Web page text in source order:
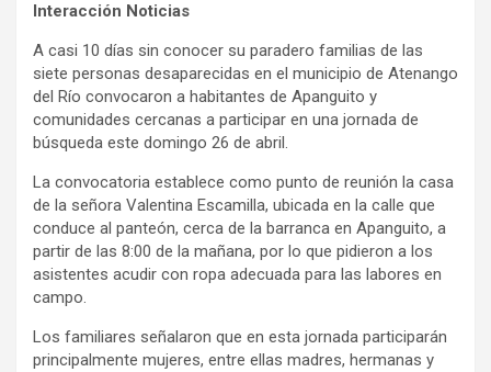
Interacción Noticias
A casi 10 días sin conocer su paradero familias de las
siete personas desaparecidas en el municipio de Atenango
del Río convocaron a habitantes de Apanguito y
comunidades cercanas a participar en una jornada de
búsqueda este domingo 26 de abril.
La convocatoria establece como punto de reunión la casa
de la señora Valentina Escamilla, ubicada en la calle que
conduce al panteón, cerca de la barranca en Apanguito, a
partir de las 8:00 de la mañana, por lo que pidieron a los
asistentes acudir con ropa adecuada para las labores en
campo.
Los familiares señalaron que en esta jornada participarán
principalmente mujeres, entre ellas madres, hermanas y